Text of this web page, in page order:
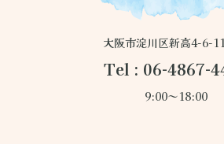
大阪市淀川区新高4-6-
Tel : 06-4867-
9:00～18:00